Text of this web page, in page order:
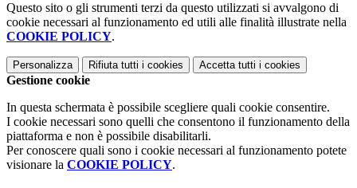
Questo sito o gli strumenti terzi da questo utilizzati si avvalgono di
cookie necessari al funzionamento ed utili alle finalità illustrate nella
COOKIE POLICY.
Personalizza Rifiuta tutti i cookies Accetta tutti i cookies
Gestione cookie
In questa schermata è possibile scegliere quali cookie consentire.
I cookie necessari sono quelli che consentono il funzionamento della
piattaforma e non è possibile disabilitarli.
Per conoscere quali sono i cookie necessari al funzionamento potete
visionare la COOKIE POLICY.